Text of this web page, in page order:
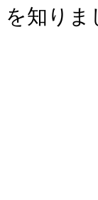
を知りま